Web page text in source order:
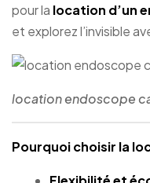
pour la location d’un
et explorez l’invisible
location endoscope
Pourquoi choisir la